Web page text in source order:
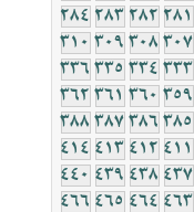
281
282
283
284
307
308
309
310
333
334
335
336
359
360
361
362
385
386
387
388
411
412
413
414
437
438
439
440
463
464
465
466